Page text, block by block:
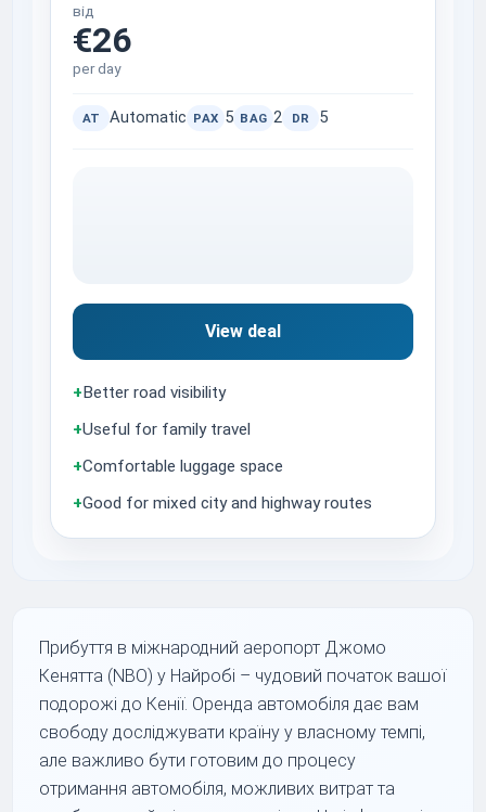
від
€26
per day
AT Automatic PAX 5 BAG 2 DR 5
View deal
+Better road visibility
+Useful for family travel
+Comfortable luggage space
+Good for mixed city and highway routes
Прибуття в міжнародний аеропорт Джомо
Кенятта (NBO) у Найробі – чудовий початок вашої
подорожі до Кенії. Оренда автомобіля дає вам
свободу досліджувати країну у власному темпі,
але важливо бути готовим до процесу
отримання автомобіля, можливих витрат та